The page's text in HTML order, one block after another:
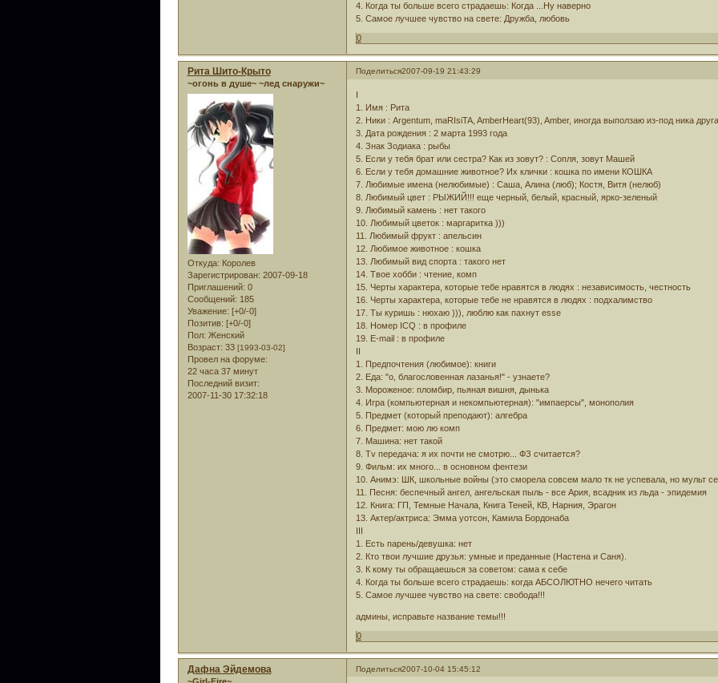
4. Когда ты больше всего страдаешь: Когда ...Ну наверно
5. Самое лучшее чувство на свете: Дружба, любовь
0
Поделиться2007-09-19 21:43:29
Рита Шито-Крыто
~огонь в душе~ ~лед снаружи~
Откуда: Королев
Зарегистрирован: 2007-09-18
Приглашений: 0
Сообщений: 185
Уважение: [+0/-0]
Позитив: [+0/-0]
Пол: Женский
Возраст: 33 [1993-03-02]
Провел на форуме:
22 часа 37 минут
Последний визит:
2007-11-30 17:32:18
I
1. Имя : Рита
2. Ники : Argentum, maRIsiTA, AmberHeart(93), Amber, иногда выползаю из-под ника
3. Дата рождения : 2 марта 1993 года
4. Знак Зодиака : рыбы
5. Если у тебя брат или сестра? Как из зовут? : Сопля, зовут Машей
6. Если у тебя домашние животное? Их клички : кошка по имени КОШКА
7. Любимые имена (нелюбимые) : Саша, Алина (люб); Костя, Витя (нелюб)
8. Любимый цвет : РЫЖИЙ!!! еще черный, белый, красный, ярко-зеленый
9. Любимый камень : нет такого
10. Любимый цветок : маргаритка )))
11. Любимый фрукт : апельсин
12. Любимое животное : кошка
13. Любимый вид спорта : такого нет
14. Твое хобби : чтение, комп
15. Черты характера, которые тебе нравятся в людях : независимость, честность
16. Черты характера, которые тебе не нравятся в людях : подхалимство
17. Ты куришь : нюхаю ))), люблю как пахнут esse
18. Номер ICQ : в профиле
19. Е-mail : в профиле
II
1. Предпочтения (любимое): книги
2. Еда: "о, благословенная лазанья!" - узнаете?
3. Мороженое: пломбир, пьяная вишня, дынька
4. Игра (компьютерная и некомпьютерная): "импаерсы", монополия
5. Предмет (который преподают): алгебра
6. Предмет: мою лю комп
7. Машина: нет такой
8. Tv передача: я их почти не смотрю... ФЗ считается?
9. Фильм: их много... в основном фентези
10. Анимэ: ШК, школьные войны (это сморела совсем мало тк не успевала, но мульт
11. Песня: беспечный ангел, ангельская пыль - все Ария, всадник из льда - эпидемия
12. Книга: ГП, Темные Начала, Книга Теней, КВ, Нарния, Эрагон
13. Актер/актриса: Эмма уотсон, Камила Бордонаба
III
1. Есть парень/девушка: нет
2. Кто твои лучшие друзья: умные и преданные (Настена и Саня).
3. К кому ты обращаешься за советом: сама к себе
4. Когда ты больше всего страдаешь: когда АБСОЛЮТНО нечего читать
5. Самое лучшее чувство на свете: свобода!!!
админы, исправьте название темы!!!
0
Поделиться2007-10-04 15:45:12
Дафна Эйдемова
~Girl-Fire~